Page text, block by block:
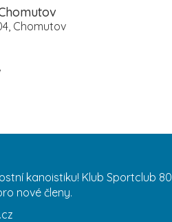
Chomutov
kanoistiku! Klub Sportclub 80
nové členy.